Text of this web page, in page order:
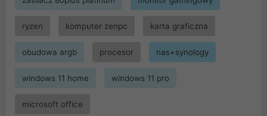
ryzen komputer zenpc karta graficzna
obudowa argb procesor nas+synology
windows 11 home windows 11 pro
microsoft office